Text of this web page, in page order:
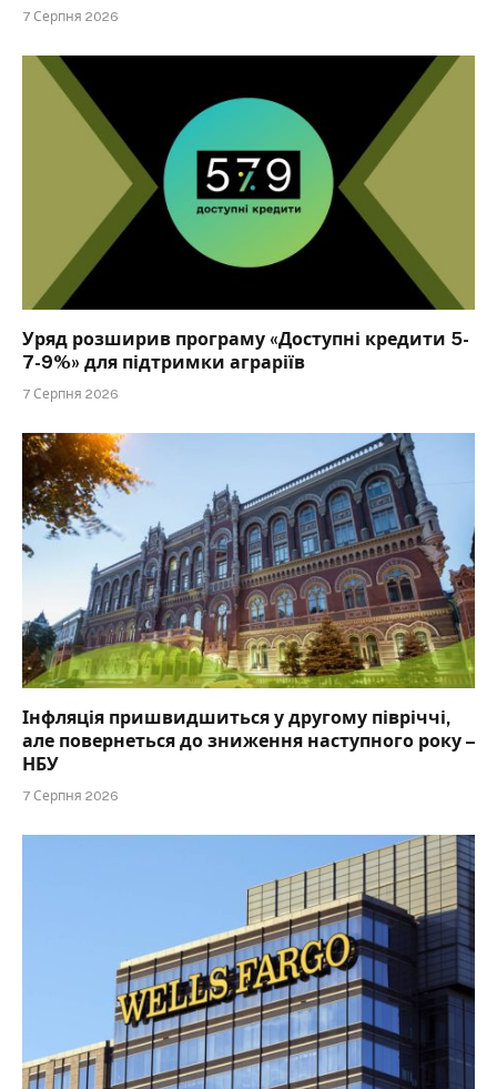
7 Серпня 2026
Уряд розширив програму «Доступні кредити 5-
7-9%» для підтримки аграріїв
7 Серпня 2026
Інфляція пришвидшиться у другому півріччі,
але повернеться до зниження наступного року –
НБУ
7 Серпня 2026